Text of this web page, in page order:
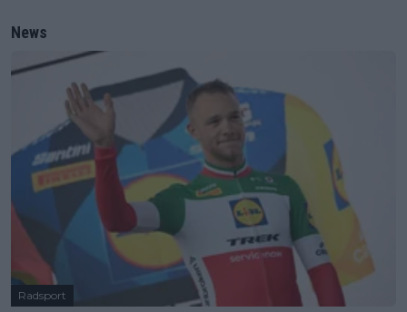
News
Radsport